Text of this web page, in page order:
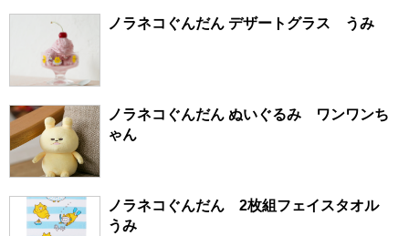
ノラネコぐんだん デザートグラス うみ
ノラネコぐんだん ぬいぐるみ ワンワンち
ゃん
ノラネコぐんだん 2枚組フェイスタオル
うみ